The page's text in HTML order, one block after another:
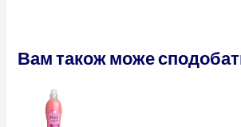
Вам також може